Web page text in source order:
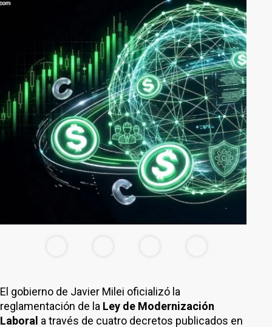
El gobierno de Javier Milei oficializó la
reglamentación de la Ley de Modernización
Laboral a través de cuatro decretos publicados en